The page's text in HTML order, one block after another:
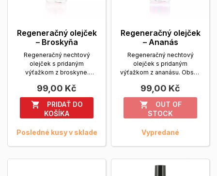
Regeneračný olejček
– Broskyňa
Regeneračný nechtový
olejček s pridaným
výťažkom z broskyne.
Zobrazit viac
99,00 Kč

PRIDAŤ DO
KOŠÍKA
Posledné kusy v sklade
Regeneračný olejček
– Ananás
Regeneračný nechtový
olejček s pridaným
výťažkom z ananásu. Obsah
99,00 Kč

OUT OF
STOCK
Vypredané